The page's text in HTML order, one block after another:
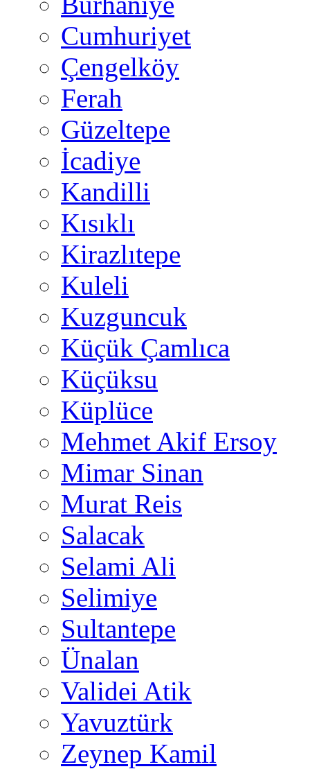
Cumhuriyet
Çengelköy
Ferah
Güzeltepe
İcadiye
Kandilli
Kısıklı
Kirazlıtepe
Kuleli
Kuzguncuk
Küçük Çamlıca
Küçüksu
Küplüce
Mehmet Akif Ersoy
Mimar Sinan
Murat Reis
Salacak
Selami Ali
Selimiye
Sultantepe
Ünalan
Validei Atik
Yavuztürk
Zeynep Kamil